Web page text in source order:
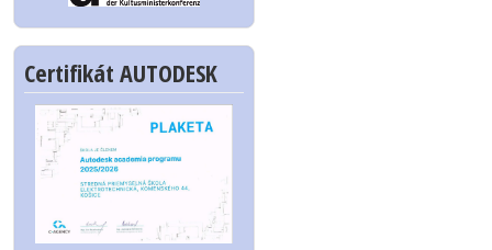
Certifikát AUTODESK